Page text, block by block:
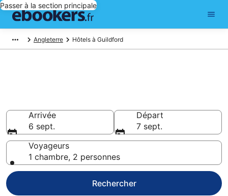
Passer à la section principale
Angleterre Hôtels à Guildford
Arrivée
6 sept.
Départ
7 sept.
Voyageurs
1 chambre, 2 personnes
Rechercher